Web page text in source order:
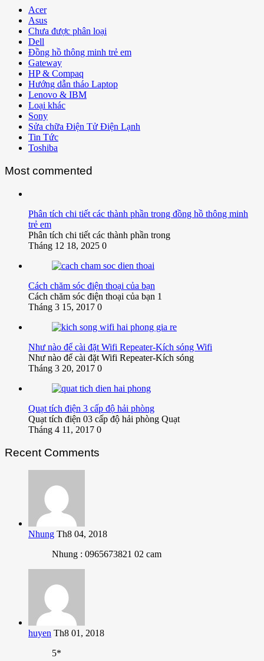
Acer
Asus
Chưa được phân loại
Dell
Đồng hồ thông minh trẻ em
Gateway
HP & Compaq
Hướng dẫn tháo Laptop
Lenovo & IBM
Loại khác
Sony
Sửa chữa Điện Tử Điện Lạnh
Tin Tức
Toshiba
Most commented
Phân tích chi tiết các thành phần trong đồng hồ thông minh
trẻ em
Phân tích chi tiết các thành phần trong
Tháng 12 18, 2025 0
Cách chăm sóc điện thoại của bạn
Cách chăm sóc điện thoại của bạn 1
Tháng 3 15, 2017 0
Như nào để cài đặt Wifi Repeater-Kích sóng Wifi
Như nào để cài đặt Wifi Repeater-Kích sóng
Tháng 3 20, 2017 0
Quạt tích điện 3 cấp độ hải phòng
Quạt tích điện 03 cấp độ hải phòng Quạt
Tháng 4 11, 2017 0
Recent Comments
Nhung Th8 04, 2018
Nhung : 0965673821 02 cam
huyen Th8 01, 2018
5*